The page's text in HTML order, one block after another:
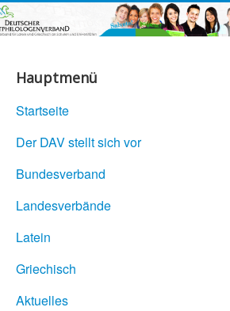
Hauptmenü
Startseite
Der DAV stellt sich vor
Bundesverband
Landesverbände
Latein
Griechisch
Aktuelles